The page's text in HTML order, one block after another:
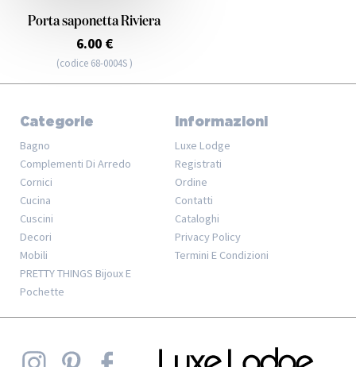
Porta saponetta Riviera
6.00 €
(codice 68-0004S )
Categorie
Bagno
Complementi Di Arredo
Cornici
Cucina
Cuscini
Decori
Mobili
PRETTY THINGS Bijoux E
Pochette
Informazioni
Luxe Lodge
Registrati
Ordine
Contatti
Cataloghi
Privacy Policy
Termini E Condizioni